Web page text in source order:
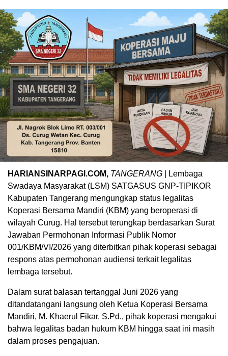
HARIANSINARPAGI.COM, TANGERANG | Lembaga
Swadaya Masyarakat (LSM) SATGASUS GNP-TIPIKOR
Kabupaten Tangerang mengungkap status legalitas
Koperasi Bersama Mandiri (KBM) yang beroperasi di
wilayah Curug. Hal tersebut terungkap berdasarkan Surat
Jawaban Permohonan Informasi Publik Nomor
001/KBM/VI/2026 yang diterbitkan pihak koperasi sebagai
respons atas permohonan audiensi terkait legalitas
lembaga tersebut.
Dalam surat balasan tertanggal Juni 2026 yang
ditandatangani langsung oleh Ketua Koperasi Bersama
Mandiri, M. Khaerul Fikar, S.Pd., pihak koperasi mengakui
bahwa legalitas badan hukum KBM hingga saat ini masih
dalam proses pengajuan.